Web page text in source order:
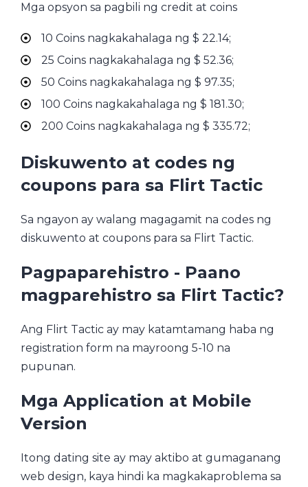
Mga opsyon sa pagbili ng credit at coins
10 Coins nagkakahalaga ng $ 22.14;
25 Coins nagkakahalaga ng $ 52.36;
50 Coins nagkakahalaga ng $ 97.35;
100 Coins nagkakahalaga ng $ 181.30;
200 Coins nagkakahalaga ng $ 335.72;
Diskuwento at codes ng
coupons para sa Flirt Tactic
Sa ngayon ay walang magagamit na codes ng
diskuwento at coupons para sa Flirt Tactic.
Pagpaparehistro - Paano
magparehistro sa Flirt Tactic?
Ang Flirt Tactic ay may katamtamang haba ng
registration form na mayroong 5-10 na
pupunan.
Mga Application at Mobile
Version
Itong dating site ay may aktibo at gumaganang
web design, kaya hindi ka magkakaproblema sa